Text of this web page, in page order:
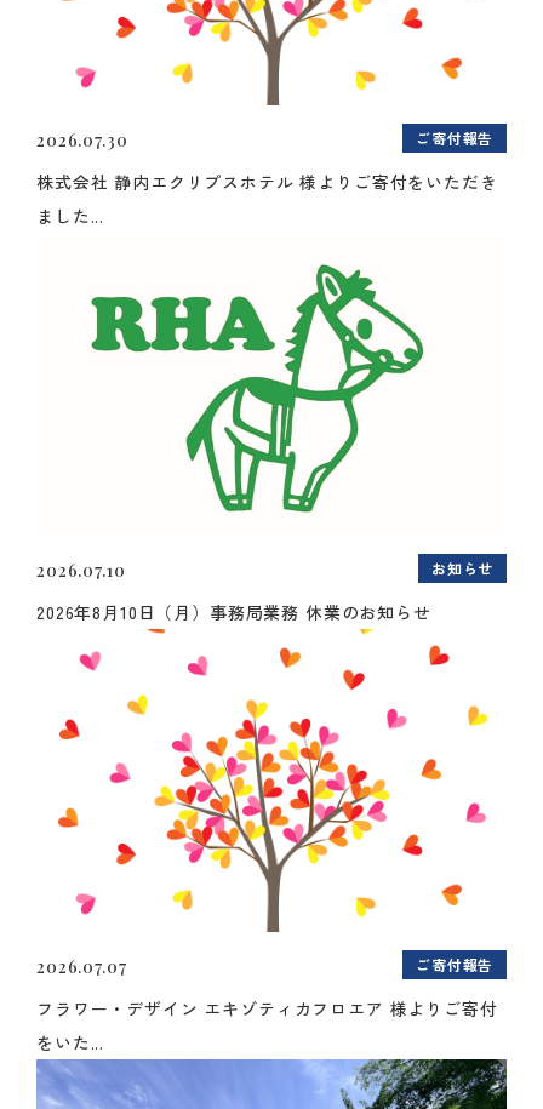
2026.07.30 ご寄付報告
株式会社 静内エクリプスホテル 様よりご寄付をいただき
ました...
2026.07.10 お知らせ
2026年8月10日（月）事務局業務 休業のお知らせ
2026.07.07 ご寄付報告
フラワー・デザイン エキゾティカフロエア 様よりご寄付
をいた...